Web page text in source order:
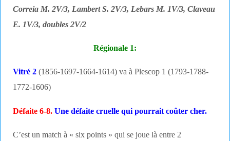
Correia M. 2V/3, Lambert S. 2V/3, Lebars M. 1V/3, Claveau
E. 1V/3, doubles 2V/2
Régionale 1:
Vitré 2 (1856-1697-1664-1614) va à Plescop 1 (1793-1788-
1772-1606)
Défaite 6-8.Une défaite cruelle qui pourrait coûter cher.
C’est un match à « six points » qui se joue là entre 2